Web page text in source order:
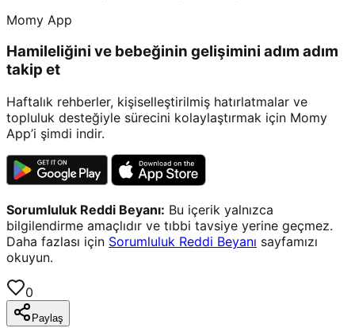
Momy App
Hamileliğini ve bebeğinin gelişimini adım adım
takip et
Haftalık rehberler, kişiselleştirilmiş hatırlatmalar ve
topluluk desteğiyle sürecini kolaylaştırmak için Momy
App’i şimdi indir.
Sorumluluk Reddi Beyanı: Bu içerik yalnızca
bilgilendirme amaçlıdır ve tıbbi tavsiye yerine geçmez.
Daha fazlası için Sorumluluk Reddi Beyanı sayfamızı
okuyun.
0
Paylaş